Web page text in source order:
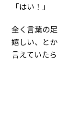
「はい！」
全く言葉の
嬉しい、と
言えていたら